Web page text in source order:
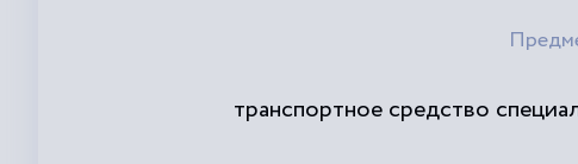
транспортное средство